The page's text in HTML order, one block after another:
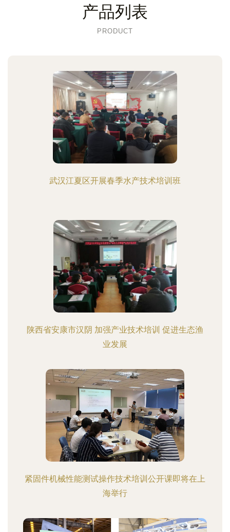
产品列表
PRODUCT
武汉江夏区开展春季水产技术培训班
陕西省安康市汉阴 加强产业技术培训 促进生态渔
业发展
紧固件机械性能测试操作技术培训公开课即将在上
海举行